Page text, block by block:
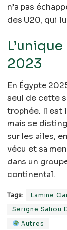
n’a pas
des U20, qui
2023
En Égypte
seul de cette
trophée. Il est
mais se
sur les ailes,
vécu et sa
dans un
continental.
Tags: Lamine
Serigne Saliou
Autres